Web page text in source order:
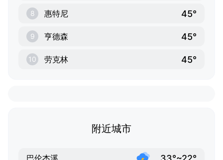
8 惠特尼 45°
9 亨德森 45°
10 劳克林 45°
附近城市